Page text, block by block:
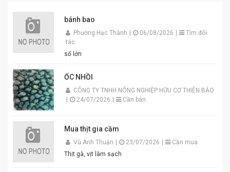
bánh bao
Phường Hạc Thành 06/08/2026
Tìm đối
tác
số lớn
ỐC NHỒI
CÔNG TY TNHH NÔNG NGHIỆP HỮU CƠ THIÊN BẢO
24/07/2026 Cần bán
Mua thịt gia cầm
Vũ Anh Thuận 23/07/2026
Cần mua
Thịt gà, vịt làm sạch